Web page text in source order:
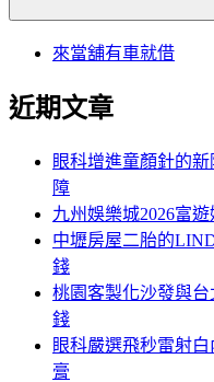
來當舖有車就借
近期文章
眼科增進童顏針的
障
九州娛樂城2026富
中壢房屋二胎的
錢
桃園客製化沙發與
錢
眼科嚴選飛秒雷射
膏